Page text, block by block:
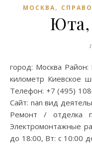
МОСКВА,
Юта,
город: Москва Район: Московский поселение Адрес: 22
километр Киевское
Телефон: +7 (495)
Сайт: nan вид
Ремонт / отделка
Электромонтажные
до 18:00, Вт: с 10:00